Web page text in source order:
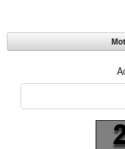
Mot de passe